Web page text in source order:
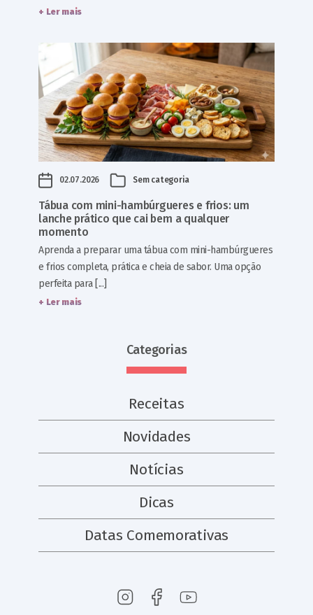
+ Ler mais
02.07.2026 Sem categoria
Tábua com mini-hambúrgueres e frios: um
lanche prático que cai bem a qualquer
momento
Aprenda a preparar uma tábua com mini-hambúrgueres
e frios completa, prática e cheia de sabor. Uma opção
perfeita para [...]
+ Ler mais
Categorias
Receitas
Novidades
Notícias
Dicas
Datas Comemorativas